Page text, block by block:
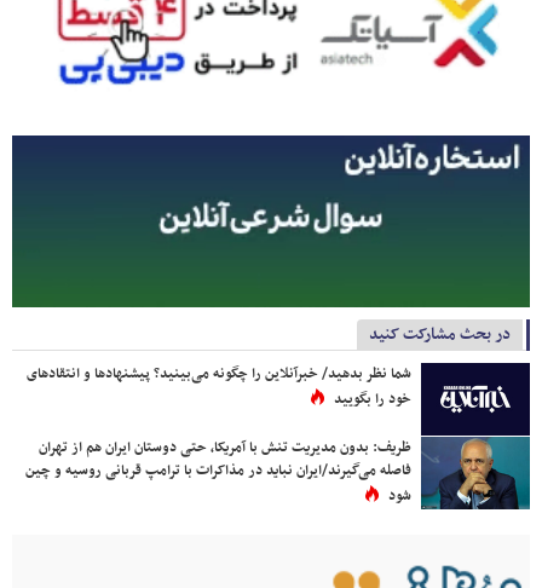
در بحث مشارکت کنید
شما نظر بدهید/ خبرآنلاین را چگونه می‌بینید؟ پیشنهادها و انتقادهای
خود را بگویید
ظریف: بدون مدیریت تنش با آمریکا، حتی دوستان ایران هم از تهران
فاصله می‌گیرند/ایران نباید در مذاکرات با ترامپ قربانی روسیه و چین
شود